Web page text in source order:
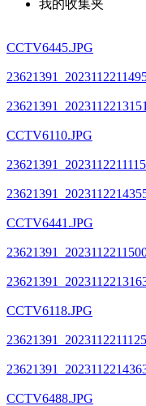
我的收集夹
CCTV6445.JPG
CCTV6110.JPG
CCTV6441.JPG
CCTV6118.JPG
CCTV6488.JPG